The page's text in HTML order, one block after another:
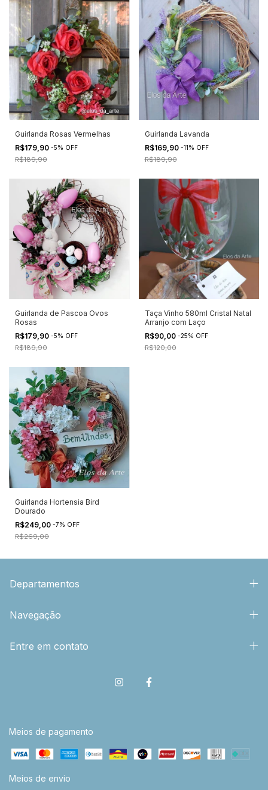
Guirlanda Rosas Vermelhas
R$179,90 -5% OFF
R$189,90
Guirlanda Lavanda
R$169,90 -11% OFF
R$189,90
Guirlanda de Pascoa Ovos
Rosas
R$179,90 -5% OFF
R$189,90
Taça Vinho 580ml Cristal Natal
Arranjo com Laço
R$90,00 -25% OFF
R$120,00
Guirlanda Hortensia Bird
Dourado
R$249,00 -7% OFF
R$269,00
Departamentos
Navegação
Entre em contato
Meios de pagamento
Meios de envio